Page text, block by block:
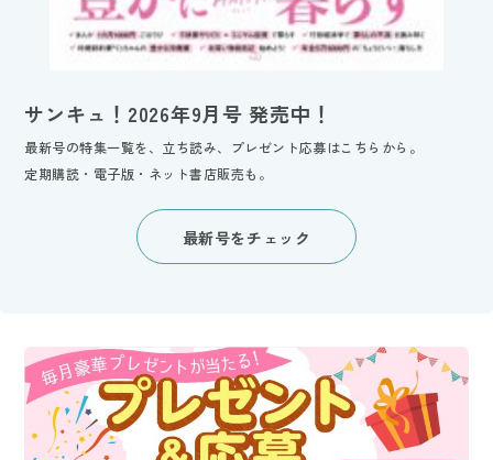
サンキュ！2026年9月号 発売中！
最新号の特集一覧を、立ち読み、プレゼント応募はこちらから。
定期購読・電子版・ネット書店販売も。
最新号をチェック